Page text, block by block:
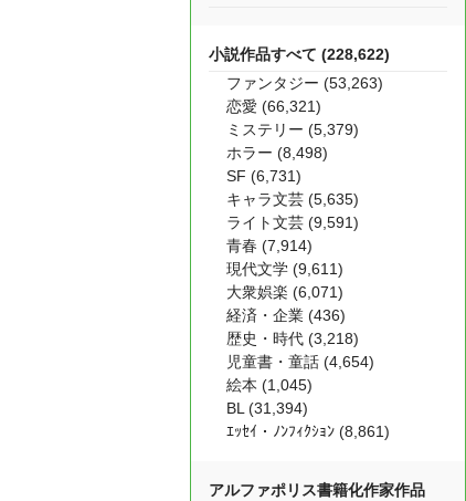
小説作品すべて (228,622)
ファンタジー (53,263)
恋愛 (66,321)
ミステリー (5,379)
ホラー (8,498)
SF (6,731)
キャラ文芸 (5,635)
ライト文芸 (9,591)
青春 (7,914)
現代文学 (9,611)
大衆娯楽 (6,071)
経済・企業 (436)
歴史・時代 (3,218)
児童書・童話 (4,654)
絵本 (1,045)
BL (31,394)
ｴｯｾｲ・ﾉﾝﾌｨｸｼｮﾝ (8,861)
アルファポリス書籍化作家作品